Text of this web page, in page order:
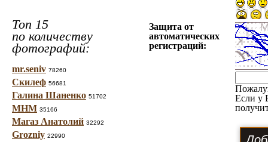
Топ 15
по количеству
фотографий:
mr.seniv 78260
Скилеф 56681
Галина Шаненко 51702
МНМ 35166
Магаз Анатолий 32292
Grozniy 22990
Защита от
автоматических
регистраций:
Если у